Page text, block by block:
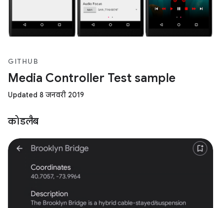
GITHUB
Media Controller Test sample
Updated 8 जनवरी 2019
कोडलैब